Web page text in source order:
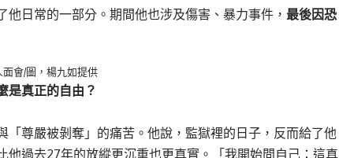
日常的一部分。期間他也涉及傷害、暴力事件， 最後因恐
會/圖，楊九如提供
是真正的自由？
「尊嚴被剝奪」的痛苦。他說，監獄裡的日子，反而給了他
他過去27年的放縱更沉重也更真實。「我開始問自己：這真